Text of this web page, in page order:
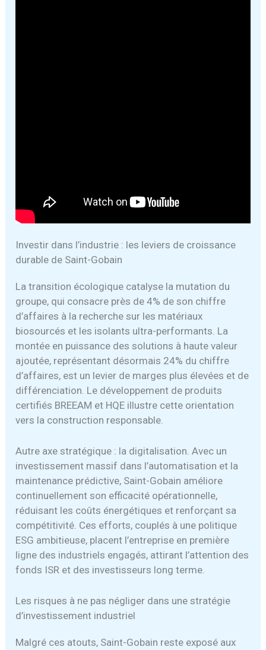
Investir dans l’industrie : les leviers de croissance
durable de Saint-Gobain
La transition écologique catalyse la mutation du
groupe, qui consacre près de 4% de son chiffre
d’affaires à la recherche sur les matériaux
biosourcés et les isolants ultra-performants. La
montée en puissance des solutions à haute valeur
ajoutée, représentant désormais 24% du chiffre
d’affaires, est un levier de marges plus élevées et de
différenciation. Le développement de produits
certifiés BREEAM et HQE illustre cette orientation
vers la construction responsable.
Autre axe stratégique : la digitalisation. Avec un
investissement massif dans l’automatisation et la
maintenance prédictive, Saint-Gobain améliore
continuellement son efficacité opérationnelle,
réduisant les coûts énergétiques et renforçant sa
compétitivité. Ces efforts, couplés à une politique
ESG ambitieuse, placent l’entreprise en première
ligne des industriels engagés, attirant l’attention des
fonds ISR et des investisseurs long terme.
Les risques à ne pas négliger dans une stratégie
d’investissement industriel
Malgré ces atouts, Saint-Gobain reste exposé aux